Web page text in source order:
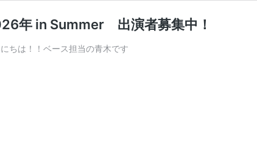
年 in Summer 出演者募集中！
ちは！！ベース担当の青木です